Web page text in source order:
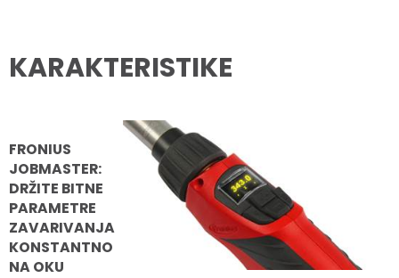
KARAKTERISTIKE
FRONIUS
JOBMASTER:
DRŽITE BITNE
PARAMETRE
ZAVARIVANJA
KONSTANTNO
NA OKU